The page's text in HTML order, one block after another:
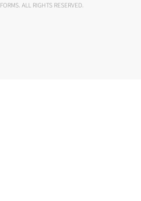
ALL RIGHTS RESERVED.